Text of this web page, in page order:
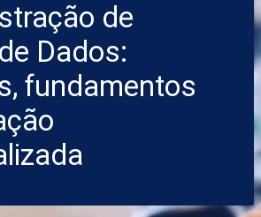
de
Dados:
fundamentos